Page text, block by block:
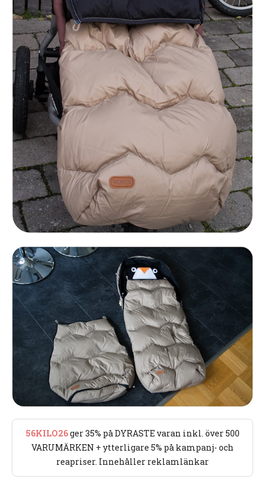
56KILO26ger 35% på DYRASTE varan inkl. över 500
VARUMÄRKEN + ytterligare 5% på kampanj- och
reapriser. Innehåller reklamlänkar